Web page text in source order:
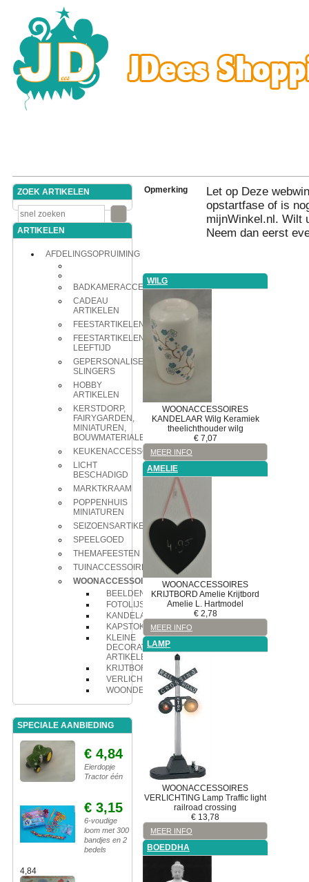
ZOEK ARTIKELEN
ARTIKELEN
AFDELINGSOPRUIMING
BADKAMERACCESSOIRES
CADEAU
ARTIKELEN
FEESTARTIKELEN
FEESTARTIKELEN
LEEFTIJD
GEPERSONALISEERDE
SLINGERS
HOBBY
ARTIKELEN
KERSTDORP,
FAIRYGARDEN,
MINIATUREN,
BOUWMATERIALEN
KEUKENACCESSOIRES
LICHT
BESCHADIGD
MARKTKRAAM
POPPENHUIS
MINIATUREN
SEIZOENSARTIKELEN
SPEELGOED
THEMAFEESTEN
TUINACCESSOIRES
WOONACCESSOIRES
BEELDEN
FOTOLIJSTJES
KANDELAAR
KAPSTOK
KLEINE
DECORATIE
ARTIKELEN
KRIJTBORD
VERLICHTING
WOONDECORATIE
SPECIALE AANBIEDING
€ 4,84
Eierdopje
Tractor één
€ 3,15
6-voudige
loom met 300
bandjes en 2
bedels
4,84
Opmerking
Let op Deze
opstartfase of is
mijnWinkel.nl. Wilt
Neem dan eerst
WILG
WOONACCESSOIRES
KANDELAAR Wilg Keramiek
theelichthouder wilg
€ 7,07
MEER INFO
AMELIE
WOONACCESSOIRES
KRIJTBORD Amelie Krijtbord
Amelie L. Hartmodel
€ 2,78
MEER INFO
LAMP
WOONACCESSOIRES
VERLICHTING Lamp Traffic light
railroad crossing
€ 13,78
MEER INFO
BOEDDHA